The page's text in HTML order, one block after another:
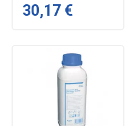
30,17 €